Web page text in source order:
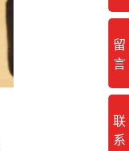
留
言
联
系